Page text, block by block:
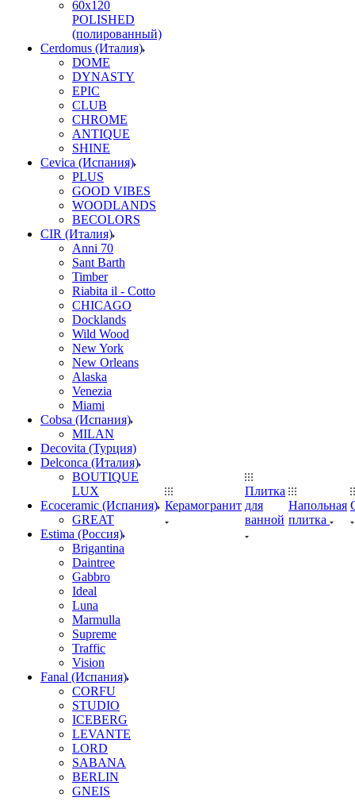
60х120
POLISHED
(полированный)
Cerdomus (Италия)
DOME
DYNASTY
EPIC
CLUB
CHROME
ANTIQUE
SHINE
Cevica (Испания)
PLUS
GOOD VIBES
WOODLANDS
BECOLORS
CIR (Италия)
Anni 70
Sant Barth
Timber
Riabita il - Cotto
CHICAGO
Docklands
Wild Wood
New York
New Orleans
Alaska
Venezia
Miami
Cobsa (Испания)
MILAN
Decovita (Турция)
Delconca (Италия)
BOUTIQUE
LUX
Ecoceramic (Испания)
GREAT
Estima (Россия)
Brigantina
Daintree
Gabbro
Ideal
Luna
Marmulla
Supreme
Traffic
Vision
Fanal (Испания)
CORFU
STUDIO
ICEBERG
LEVANTE
LORD
SABANA
BERLIN
GNEIS
Керамогранит
Плитка
для
ванной
Напольная
плитка